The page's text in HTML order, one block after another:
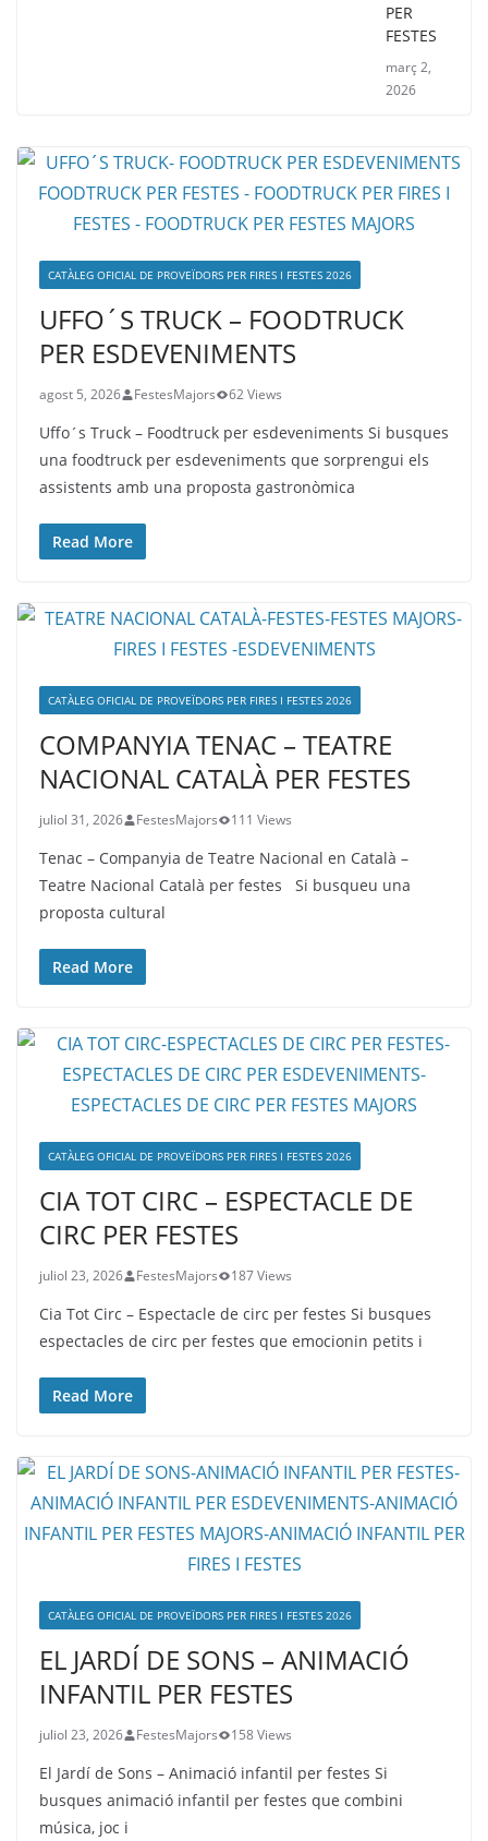
PER
FESTES
març 2,
2026
CATÀLEG OFICIAL DE PROVEÏDORS PER FIRES I FESTES 2026
UFFO´S TRUCK – FOODTRUCK
PER ESDEVENIMENTS
agost 5, 2026 FestesMajors 62 Views
Uffo´s Truck – Foodtruck per esdeveniments Si busques
una foodtruck per esdeveniments que sorprengui els
assistents amb una proposta gastronòmica
Read More
CATÀLEG OFICIAL DE PROVEÏDORS PER FIRES I FESTES 2026
COMPANYIA TENAC – TEATRE
NACIONAL CATALÀ PER FESTES
juliol 31, 2026 FestesMajors 111 Views
Tenac – Companyia de Teatre Nacional en Català –
Teatre Nacional Català per festes Si busqueu una
proposta cultural
Read More
CATÀLEG OFICIAL DE PROVEÏDORS PER FIRES I FESTES 2026
CIA TOT CIRC – ESPECTACLE DE
CIRC PER FESTES
juliol 23, 2026 FestesMajors 187 Views
Cia Tot Circ – Espectacle de circ per festes Si busques
espectacles de circ per festes que emocionin petits i
Read More
CATÀLEG OFICIAL DE PROVEÏDORS PER FIRES I FESTES 2026
EL JARDÍ DE SONS – ANIMACIÓ
INFANTIL PER FESTES
juliol 23, 2026 FestesMajors 158 Views
El Jardí de Sons – Animació infantil per festes Si
busques animació infantil per festes que combini
música, joc i